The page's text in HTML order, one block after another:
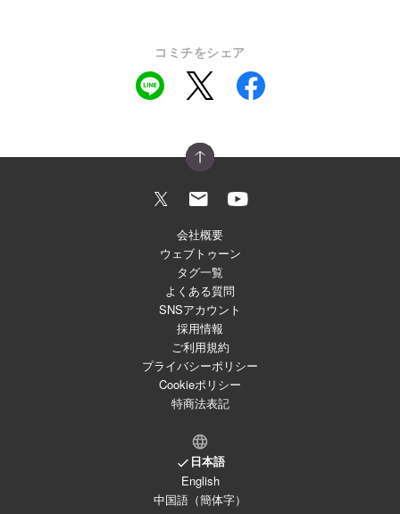
コミチをシェア
会社概要
ウェブトゥーン
タグ一覧
よくある質問
SNSアカウント
採用情報
ご利用規約
プライバシーポリシー
Cookieポリシー
特商法表記
日本語
English
中国語（簡体字）